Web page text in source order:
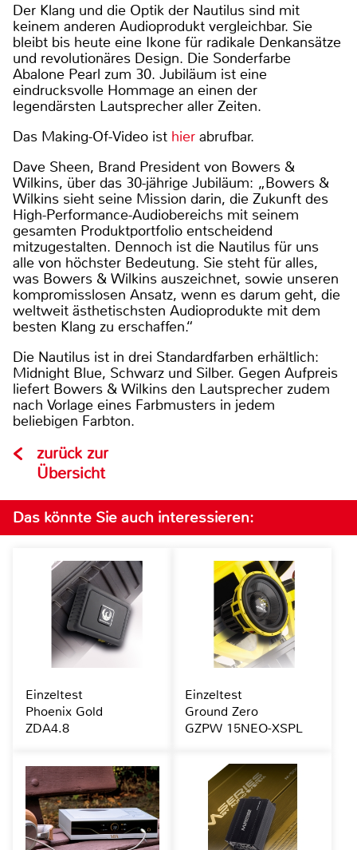
Der Klang und die Optik der Nautilus sind mit
keinem anderen Audioprodukt vergleichbar. Sie
bleibt bis heute eine Ikone für radikale Denkansätze
und revolutionäres Design. Die Sonderfarbe
Abalone Pearl zum 30. Jubiläum ist eine
eindrucksvolle Hommage an einen der
legendärsten Lautsprecher aller Zeiten.
Das Making-Of-Video ist hier abrufbar.
Dave Sheen, Brand President von Bowers &
Wilkins, über das 30-jährige Jubiläum: „Bowers &
Wilkins sieht seine Mission darin, die Zukunft des
High-Performance-Audiobereichs mit seinem
gesamten Produktportfolio entscheidend
mitzugestalten. Dennoch ist die Nautilus für uns
alle von höchster Bedeutung. Sie steht für alles,
was Bowers & Wilkins auszeichnet, sowie unseren
kompromisslosen Ansatz, wenn es darum geht, die
weltweit ästhetischsten Audioprodukte mit dem
besten Klang zu erschaffen.“
Die Nautilus ist in drei Standardfarben erhältlich:
Midnight Blue, Schwarz und Silber. Gegen Aufpreis
liefert Bowers & Wilkins den Lautsprecher zudem
nach Vorlage eines Farbmusters in jedem
beliebigen Farbton.
zurück zur
Übersicht
Das könnte Sie auch interessieren:
Einzeltest
Phoenix Gold
ZDA4.8
Einzeltest
Ground Zero
GZPW 15NEO-XSPL